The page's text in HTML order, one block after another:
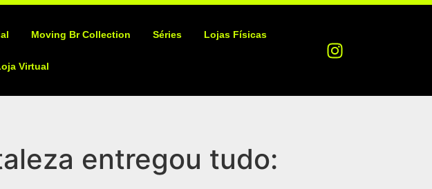
Moving Br Collection Séries Lojas Físicas
Virtual
entregou tudo: